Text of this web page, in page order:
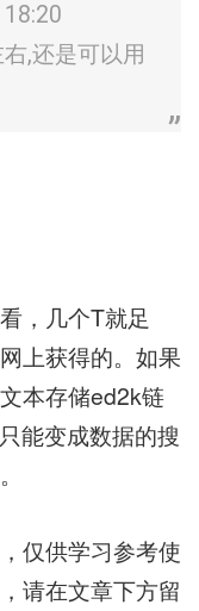
,还是可以用
，几个T就足
上获得的。如果
本存储ed2k链
能变成数据的搜
仅供学习参考使
请在文章下方留